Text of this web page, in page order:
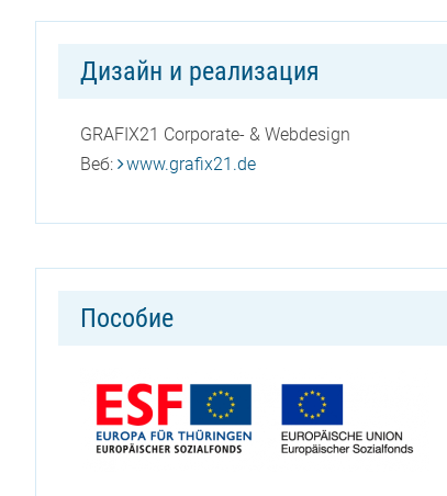
Дизайн и реализация
GRAFIX21 Corporate- & Webdesign
Веб:
www.grafix21.de
Пособие